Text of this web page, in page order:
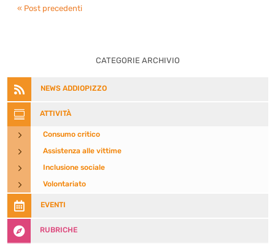
« Post precedenti
CATEGORIE ARCHIVIO
 NEWS ADDIOPIZZO
 ATTIVITÀ
5 Consumo critico
5 Assistenza alle vittime
5 Inclusione sociale
5 Volontariato
 EVENTI
 RUBRICHE